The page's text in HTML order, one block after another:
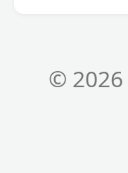
© 2026